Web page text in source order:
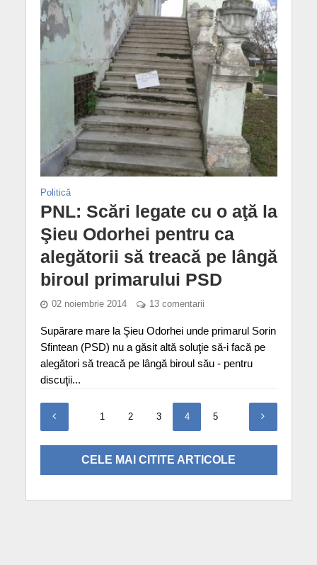
Politică
PNL: Scări legate cu o aţă la
Şieu Odorhei pentru ca
alegătorii să treacă pe lângă
biroul primarului PSD
02 noiembrie 2014 13 comentarii
Supărare mare la Şieu Odorhei unde primarul Sorin
Sfintean (PSD) nu a găsit altă soluţie să-i facă pe
alegători să treacă pe lângă biroul său - pentru
discuţii...
1 2 3 4 5
CELE MAI CITITE ARTICOLE